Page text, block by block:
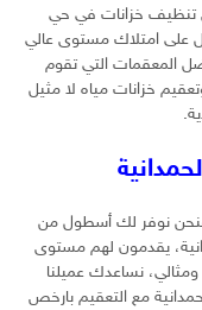
تنظيف خزانات في حي
على امتلاك مستوى عالي
المعقمات التي تقوم
خزانات مياه لا مثيل
فنحن نوفر لك أسطول من
يقدمون لهم مستوى
نساعدك عميلنا
مع التعقيم بارخص